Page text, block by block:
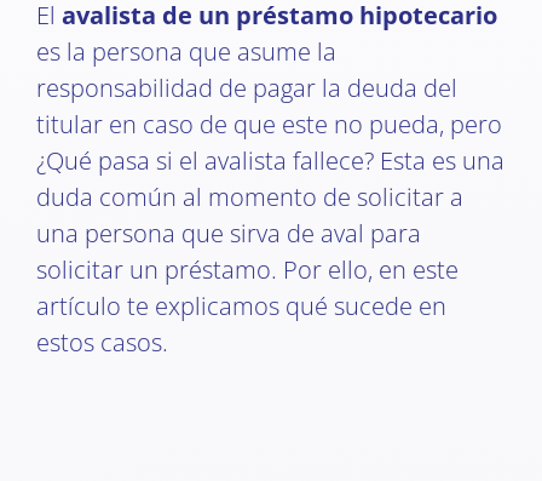
El avalista de un préstamo hipotecario
es la persona que asume la
responsabilidad de pagar la deuda del
titular en caso de que este no pueda, pero
¿Qué pasa si el avalista fallece? Esta es una
duda común al momento de solicitar a
una persona que sirva de aval para
solicitar un préstamo. Por ello, en este
artículo te explicamos qué sucede en
estos casos.